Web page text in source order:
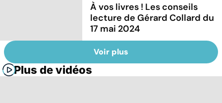
À vos livres ! Les conseils
lecture de Gérard Collard du
17 mai 2024
Voir plus
Plus de vidéos